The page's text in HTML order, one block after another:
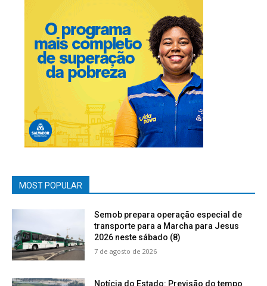
MOST POPULAR
Semob prepara operação especial de
transporte para a Marcha para Jesus
2026 neste sábado (8)
7 de agosto de 2026
Notícia do Estado: Previsão do tempo